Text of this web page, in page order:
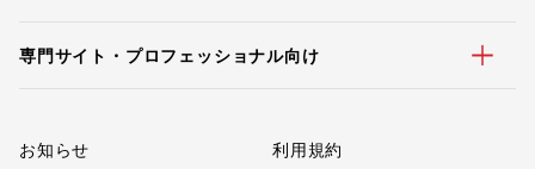
専門サイト・プロフェッショナル向け
お知らせ
利用規約